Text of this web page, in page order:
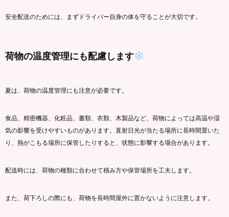
安全配送のためには、まずドライバー自身の体を守ることが大切です。
荷物の温度管理にも配慮します
夏は、荷物の温度管理にも注意が必要です。
食品、精密機器、化粧品、書類、衣類、木製品など、荷物によっては高温や湿
気の影響を受けやすいものがあります。直射日光が当たる場所に長時間置いた
り、熱がこもる場所に保管したりすると、状態に影響する場合があります。
配送時には、荷物の種類に合わせて積み方や保管場所を工夫します。
また、荷下ろしの際にも、荷物を長時間屋外に置かないように注意します。